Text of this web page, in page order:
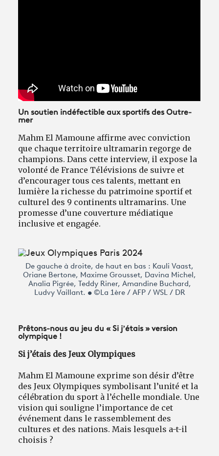
Un soutien indéfectible aux sportifs des Outre-
mer
Mahm El Mamoune affirme avec conviction
que chaque territoire ultramarin regorge de
champions. Dans cette interview, il expose la
volonté de France Télévisions de suivre et
d’encourager tous ces talents, mettant en
lumière la richesse du patrimoine sportif et
culturel des 9 continents ultramarins. Une
promesse d’une couverture médiatique
inclusive et engagée.
De gauche à droite, de haut en bas : Kauli Vaast,
Oriane Bertone, Maxime Grousset, Davina Michel,
Analia Pigrée, Teddy Riner, Amandine Buchard,
Ludvy Vaillant. • ©La 1ère / AFP / WSL / DR
Prêtons-nous au jeu du « Si j’étais » version
olympique !
Si j’étais des Jeux Olympiques
Mahm El Mamoune exprime son désir d’être
des Jeux Olympiques symbolisant l’unité et la
célébration du sport à l’échelle mondiale. Une
vision qui souligne l’importance de cet
événement dans le rassemblement des
cultures et des nations. Mais lesquels a-t-il
choisis ?